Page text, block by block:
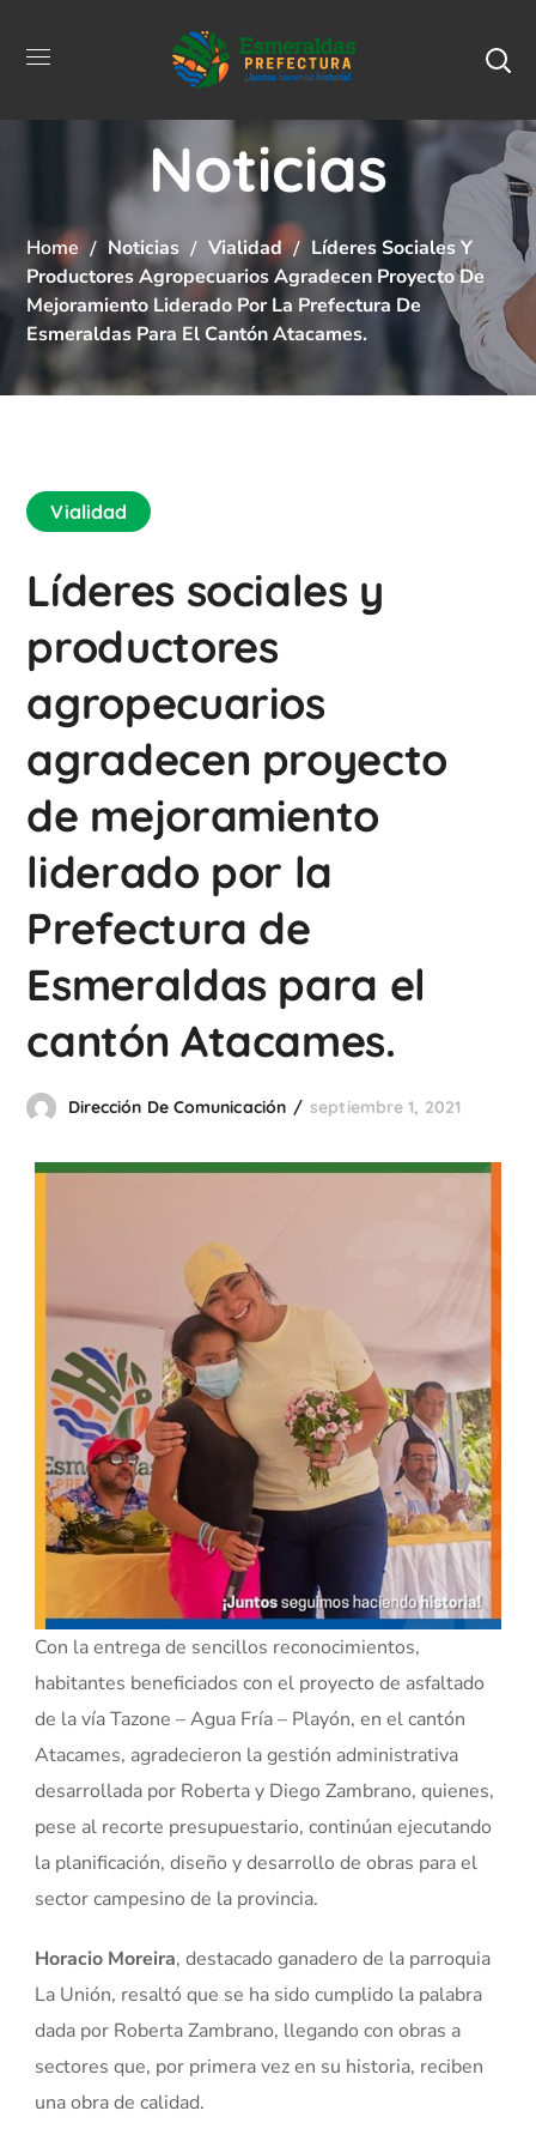
Noticias
Home Noticias Vialidad
Líderes Sociales Y
Productores Agropecuarios Agradecen Proyecto De
Mejoramiento Liderado Por La Prefectura De
Esmeraldas Para El Cantón Atacames.
Vialidad
Líderes sociales y
productores
agropecuarios
agradecen proyecto
de mejoramiento
liderado por la
Prefectura de
Esmeraldas para el
cantón Atacames.
Dirección De Comunicación septiembre 1, 2021
Con la entrega de sencillos reconocimientos,
habitantes beneficiados con el proyecto de asfaltado
de la vía Tazone – Agua Fría – Playón, en el cantón
Atacames, agradecieron la gestión administrativa
desarrollada por Roberta y Diego Zambrano, quienes,
pese al recorte presupuestario, continúan ejecutando
la planificación, diseño y desarrollo de obras para el
sector campesino de la provincia.
Horacio Moreira, destacado ganadero de la parroquia
La Unión, resaltó que se ha sido cumplido la palabra
dada por Roberta Zambrano, llegando con obras a
sectores que, por primera vez en su historia, reciben
una obra de calidad.